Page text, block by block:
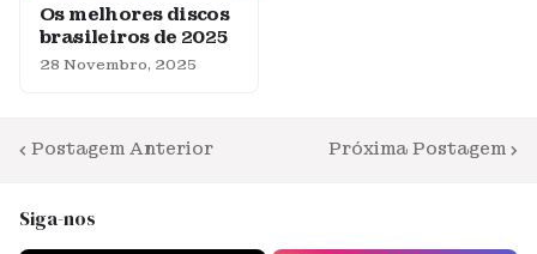
Os melhores discos
brasileiros de 2025
28 Novembro, 2025
Postagem Anterior Próxima Postagem
Siga-nos